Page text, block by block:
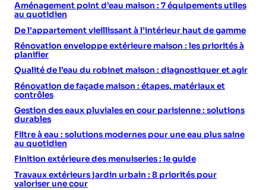
Aménagement point d’eau maison : 7 équipements utiles
au quotidien
De l’appartement vieillissant à l’intérieur haut de gamme
Rénovation enveloppe extérieure maison : les priorités à
planifier
Qualité de l’eau du robinet maison : diagnostiquer et agir
Rénovation de façade maison : étapes, matériaux et
contrôles
Gestion des eaux pluviales en cour parisienne : solutions
durables
Filtre à eau : solutions modernes pour une eau plus saine
au quotidien
Finition extérieure des menuiseries : le guide
Travaux extérieurs jardin urbain : 8 priorités pour
valoriser une cour